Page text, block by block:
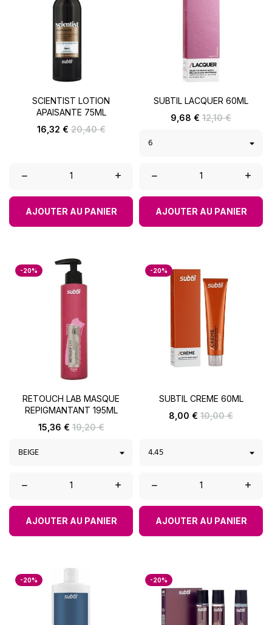
SCIENTIST LOTION
APAISANTE 75ML
Prix
16,32 € Prix
20,40 €
– +
AJOUTER AU PANIER
SUBTIL LACQUER 60ML
Prix
9,68 € Prix
de
12,10 €
– +
AJOUTER AU PANIER
-20%
RETOUCH LAB MASQUE
REPIGMANTANT 195ML
Prix
15,36 € Prix
19,20 €
– +
AJOUTER AU PANIER
-20%
SUBTIL CREME 60ML
Prix
8,00 € Prix
10,00 €
– +
AJOUTER AU PANIER
-20% -20%